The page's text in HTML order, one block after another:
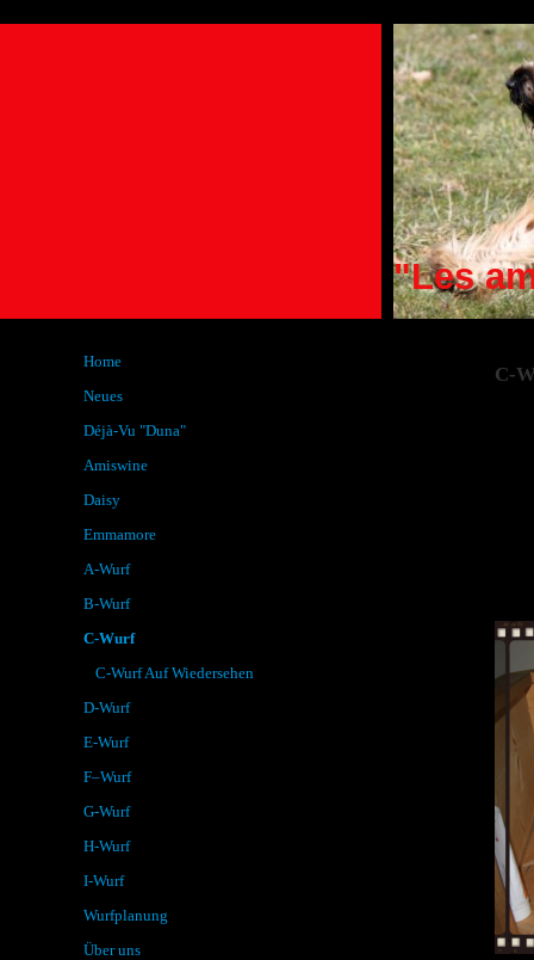
"Les
Home
Neues
Déjà-Vu "Duna"
Amiswine
Daisy
Emmamore
A-Wurf
B-Wurf
C-Wurf
C-Wurf Auf Wiedersehen
D-Wurf
E-Wurf
F–Wurf
G-Wurf
H-Wurf
I-Wurf
Wurfplanung
Über uns
C-